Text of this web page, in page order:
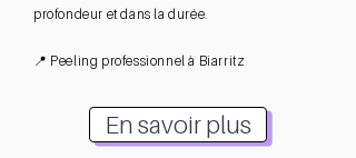
profondeur et dans la durée.
📍 Peeling professionnel à Biarritz
En savoir plus